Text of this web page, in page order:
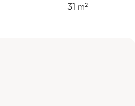
31 m²